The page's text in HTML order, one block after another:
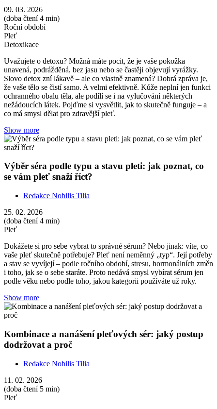
09. 03. 2026
(doba čtení 4 min)
Roční období
Pleť
Detoxikace
Uvažujete o detoxu? Možná máte pocit, že je vaše pokožka
unavená, podrážděná, bez jasu nebo se častěji objevují vyrážky.
Slovo detox zní lákavě – ale co vlastně znamená? Dobrá zpráva je,
že vaše tělo se čistí samo. A velmi efektivně. Kůže neplní jen funkci
ochranného obalu těla, ale podílí se i na vylučování některých
nežádoucích látek. Pojďme si vysvětlit, jak to skutečně funguje – a
co má smysl dělat pro zdravější pleť.
Show more
Výběr séra podle typu a stavu pleti: jak poznat, co
se vám pleť snaží říct?
Redakce Nobilis Tilia
25. 02. 2026
(doba čtení 4 min)
Pleť
Dokážete si pro sebe vybrat to správné sérum? Nebo jinak: víte, co
vaše pleť skutečně potřebuje? Pleť není neměnný „typ“. Její potřeby
a stav se vyvíjejí – podle ročního období, stresu, hormonálních změn
i toho, jak se o sebe staráte. Proto nedává smysl vybírat sérum jen
podle věku nebo podle toho, jakou kategorii používáte už roky.
Show more
Kombinace a nanášení pleťových sér: jaký postup
dodržovat a proč
Redakce Nobilis Tilia
11. 02. 2026
(doba čtení 5 min)
Pleť